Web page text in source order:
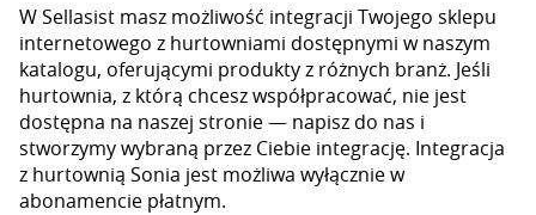
W Sellasist masz możliwość integracji Twojego sklepu
internetowego z hurtowniami dostępnymi w naszym
katalogu, oferującymi produkty z różnych branż. Jeśli
hurtownia, z którą chcesz współpracować, nie jest
dostępna na naszej stronie — napisz do nas i
stworzymy wybraną przez Ciebie integrację. Integracja
z hurtownią Sonia jest możliwa wyłącznie w
abonamencie płatnym.